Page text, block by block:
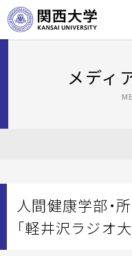
メディ
人間健康学部・
「軽井沢ラジオ